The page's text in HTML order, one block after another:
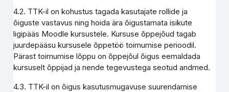
4.2. TTK-il on kohustus tagada kasutajate rollide ja
õiguste vastavus ning hoida ära õigustamata isikute
ligipääs Moodle kursustele. Kursuse õppejõud tagab
juurdepääsu kursusele õppetöö toimumise perioodil.
Pärast toimumise lõppu on õppejõul õigus eemaldada
kursuselt õppijad ja nende tegevustega seotud andmed.
4.3. TTK-il on õigus kasutusmugavuse suurendamise